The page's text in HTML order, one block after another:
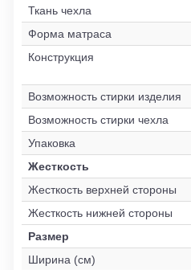
Ткань чехла
Форма матраса
Конструкция
Возможность стирки изделия
Возможность стирки чехла
Упаковка
Жесткость
Жесткость верхней стороны
Жесткость нижней стороны
Размер
Ширина (см)